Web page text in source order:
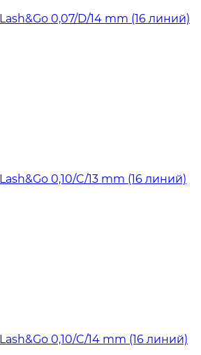
0,07/D/14 mm (16 линий)
0,10/C/13 mm (16 линий)
0,10/C/14 mm (16 линий)